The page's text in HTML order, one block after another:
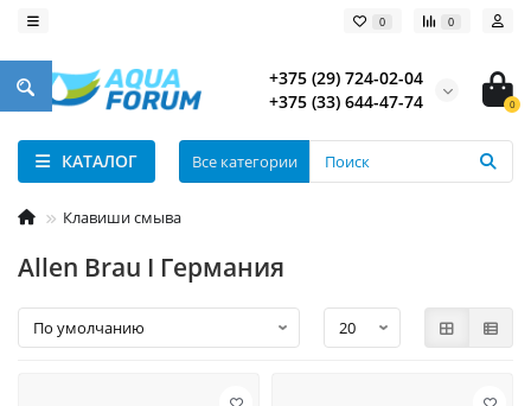
0 0
+375 (29) 724-02-04
+375 (33) 644-47-74
0
КАТАЛОГ Все категории
Клавиши смыва
Allen Brau I Германия